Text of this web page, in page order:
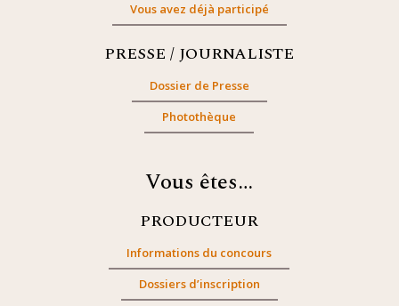
Vous avez déjà participé
PRESSE / JOURNALISTE
Dossier de Presse
Photothèque
Vous êtes…
PRODUCTEUR
Informations du concours
Dossiers d’inscription